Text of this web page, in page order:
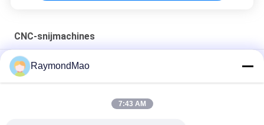
CNC-snijmachines
50/60Hz de Scherpe Toorts van het koperplasma
Plasma snijlampen koelen en 028872 plasma snijwater koelen
RaymondMao
7:43 AM